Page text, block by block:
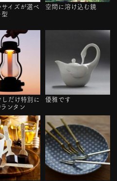
イズが選べ
型
空間に溶け込む鏡
しだけ特別に
ンタン
優雅です